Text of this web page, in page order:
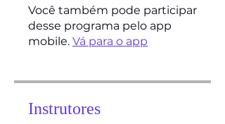
Você também pode participar
desse programa pelo app
mobile. Vá para o app
Instrutores